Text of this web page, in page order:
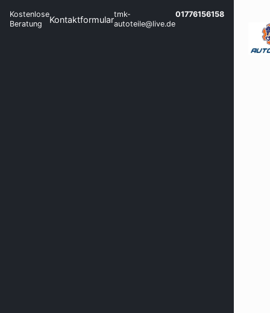
Kostenlose
Beratung
Kontaktformulartmk-
autoteile@live.de
01776156158